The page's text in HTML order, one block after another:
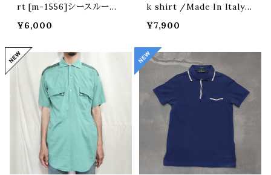
rt [m-1556]シースルースト
¥6,000
k shirt /Made In Italy
ーバーチェックシャツ
¥7,900